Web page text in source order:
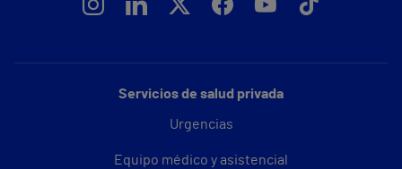
Servicios de salud privada
Urgencias
Equipo médico y asistencial